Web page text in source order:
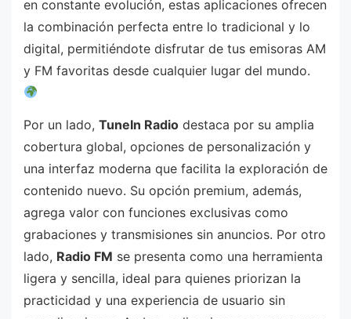
en constante evolución, estas aplicaciones ofrecen
la combinación perfecta entre lo tradicional y lo
digital, permitiéndote disfrutar de tus emisoras AM
y FM favoritas desde cualquier lugar del mundo.
Por un lado, TuneIn Radio destaca por su amplia
cobertura global, opciones de personalización y
una interfaz moderna que facilita la exploración de
contenido nuevo. Su opción premium, además,
agrega valor con funciones exclusivas como
grabaciones y transmisiones sin anuncios. Por otro
lado, Radio FM se presenta como una herramienta
ligera y sencilla, ideal para quienes priorizan la
practicidad y una experiencia de usuario sin